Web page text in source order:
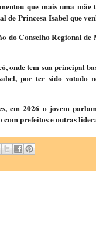
que mais uma
dePrincesa Isabel que
do Conselho Regional
onde tem sua principal
por ter sido votado
em 2026 o jovem
prefeitos e outras